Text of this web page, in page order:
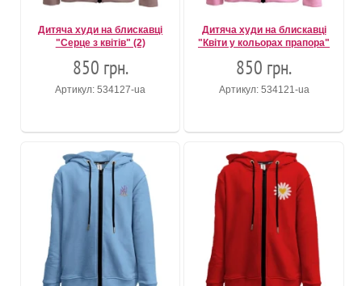
Дитяча худи на блискавці
"Серце з квітів" (2)
850 грн.
Артикул: 534127-ua
Дитяча худи на блискавці
"Квіти у кольорах прапора"
850 грн.
Артикул: 534121-ua